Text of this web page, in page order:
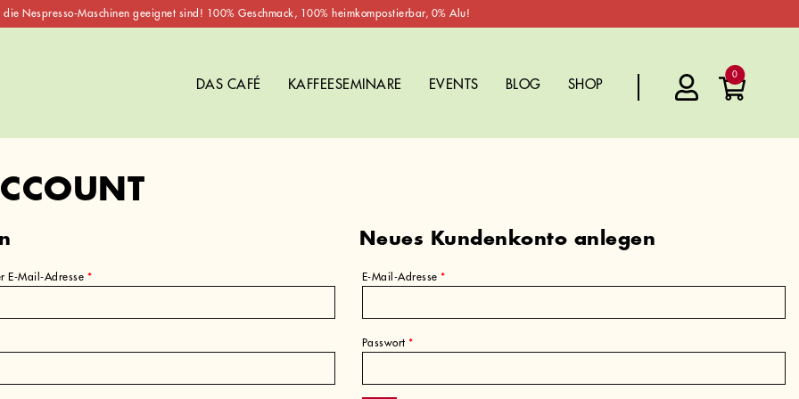
die Nespresso-Maschinen geeignet sind! 100% Geschmack, 100% heimkompostierbar, 0% Alu!
DAS CAFÉ KAFFEESEMINARE EVENTS BLOG SHOP
0
E-Mail-Adresse *erforderlich
Neues Kundenkonto anlegen
E-Mail-Adresse *erforderlich
Passwort *erforderlich